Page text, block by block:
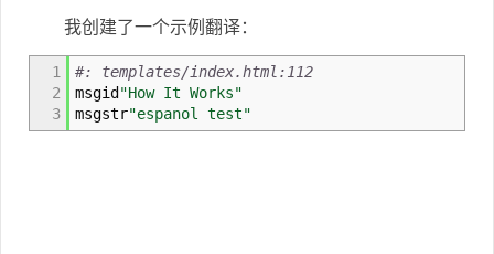
我创建了一个示例翻译：
1
2
3
#: templates/index.html:112
msgid "How It Works"
msgstr"espanol test"